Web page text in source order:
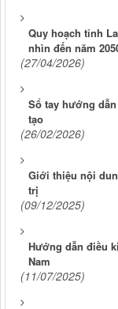
Quy hoạch tỉnh
nhìn đến năm
(27/04/2026)
Sổ tay hướng
tạo
(26/02/2026)
Giới thiệu nội
trị
(09/12/2025)
Hướng dẫn điều
Nam
(11/07/2025)